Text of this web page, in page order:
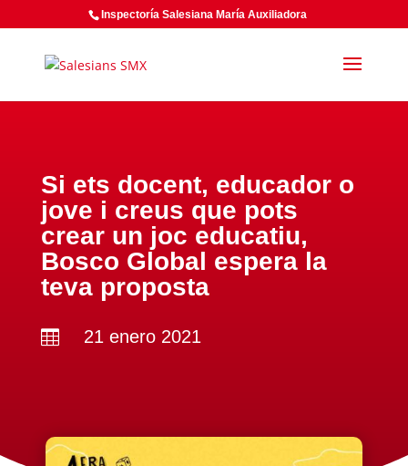
Inspectoría Salesiana María Auxiliadora
Si ets docent, educador o
jove i creus que pots
crear un joc educatiu,
Bosco Global espera la
teva proposta
 21 enero 2021